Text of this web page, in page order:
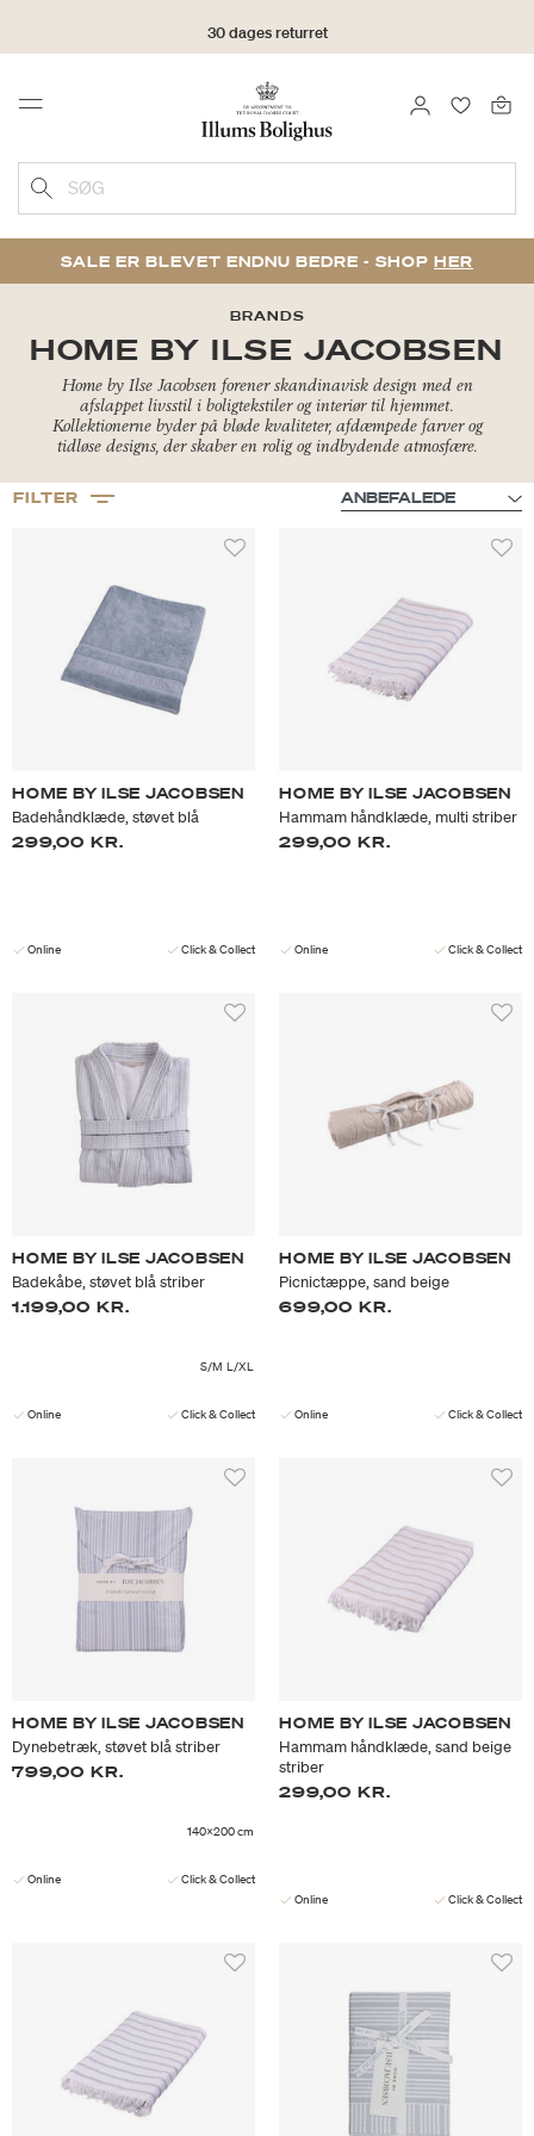
30 dages returret
Menu LOG IND
SØG
SALE ER BLEVET ENDNU BEDRE - SHOP HER
BRANDS
HOME BY ILSE JACOBSEN
Home by Ilse Jacobsen forener skandinavisk design med en
afslappet livsstil i boligtekstiler og interiør til hjemmet.
Kollektionerne byder på bløde kvaliteter, afdæmpede farver og
tidløse designs, der skaber en rolig og indbydende atmosfære.
FILTER
HOME BY ILSE JACOBSEN
Badehåndklæde, støvet blå
299,00 KR.
Online Click & Collect
HOME BY ILSE JACOBSEN
Hammam håndklæde, multi striber
299,00 KR.
Online Click & Collect
HOME BY ILSE JACOBSEN
Badekåbe, støvet blå striber
1.199,00 KR.
S/M L/XL
Online Click & Collect
HOME BY ILSE JACOBSEN
Picnictæppe, sand beige
699,00 KR.
Online Click & Collect
HOME BY ILSE JACOBSEN
Dynebetræk, støvet blå striber
799,00 KR.
140x200 cm
Online Click & Collect
HOME BY ILSE JACOBSEN
Hammam håndklæde, sand beige
striber
299,00 KR.
Online Click & Collect